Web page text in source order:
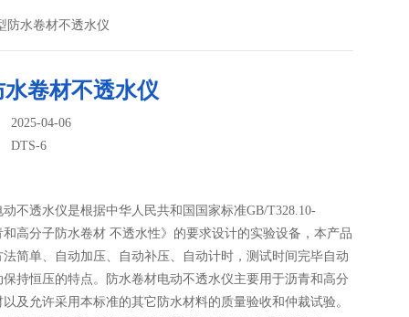
防水卷材不透水仪
卷材不透水仪
2025-04-06
DTS-6
不透水仪是根据中华人民共和国国家标准GB/T328.10-
和高分子防水卷材 不透水性》的要求设计的实验设备，本产品
法简单、自动加压、自动补压、自动计时，测试时间完毕自动
保持恒压的特点。防水卷材电动不透水仪主要用于沥青和高分
及允许采用本标准的其它防水材料的质量验收和仲裁试验。